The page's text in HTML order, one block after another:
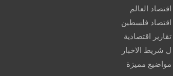
اقتصاد العالم
اقتصاد فلسطين
تقارير اقتصادية
ل شريط الاخبار
مواضيع مميزة